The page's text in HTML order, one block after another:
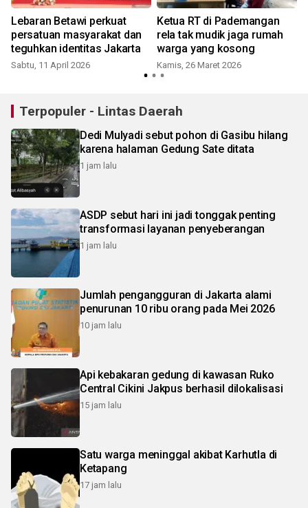
Lebaran Betawi perkuat
persatuan masyarakat dan
teguhkan identitas Jakarta
Sabtu, 11 April 2026
Ketua RT di Pademangan
rela tak mudik jaga rumah
warga yang kosong
Kamis, 26 Maret 2026
Terpopuler - Lintas Daerah
Dedi Mulyadi sebut pohon di Gasibu hilang
karena halaman Gedung Sate ditata
1 jam lalu
ASDP sebut hari ini jadi tonggak penting
transformasi layanan penyeberangan
1 jam lalu
Jumlah pengangguran di Jakarta alami
penurunan 10 ribu orang pada Mei 2026
10 jam lalu
Api kebakaran gedung di kawasan Ruko
Central Cikini Jakpus berhasil dilokalisasi
15 jam lalu
Satu warga meninggal akibat Karhutla di
Ketapang
17 jam lalu